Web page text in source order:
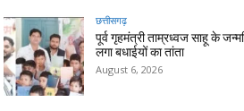
छत्तीसगढ़
पूर्व गृहमंत्री ताम्रध्वज साहू के
लगा बधाईयों का तांता
August 6, 2026